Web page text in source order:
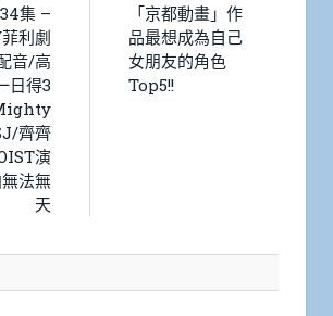
集 –
利劇
音/高
日得3
齊齊
演
法無
天
「京都動畫」作
品最想成為自己
女朋友的角色
Top5!!